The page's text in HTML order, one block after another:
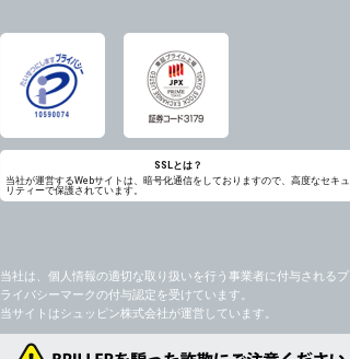
SSLとは？
当社が運営するWebサイトは、暗号化通信をしておりますので、高度なセキュ
リティーで保護されています。
当社は、個人情報の適切な取り扱いを行う事業者に付与されるプ
ライバシーマークの付与認定を受けています。
当サイトはシュッピン株式会社が運営しています。